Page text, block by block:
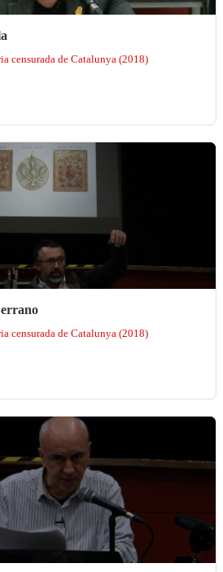
censurada de Catalunya (2018)
censurada de Catalunya (2018)